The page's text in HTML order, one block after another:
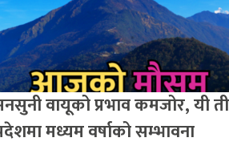
वायूको प्रभाव कमजोर, यी
मध्यम वर्षाको सम्भावना